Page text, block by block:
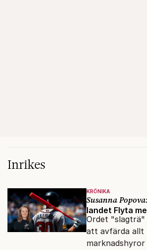
Inrikes
KRÖNIKA
Susanna Popova:
landet Flyta
Ordet
att avfärda allt